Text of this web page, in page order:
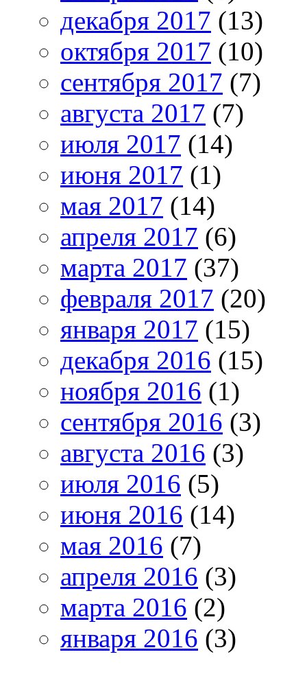
декабря 2017 (13)
октября 2017 (10)
сентября 2017 (7)
августа 2017 (7)
июля 2017 (14)
июня 2017 (1)
мая 2017 (14)
апреля 2017 (6)
марта 2017 (37)
февраля 2017 (20)
января 2017 (15)
декабря 2016 (15)
ноября 2016 (1)
сентября 2016 (3)
августа 2016 (3)
июля 2016 (5)
июня 2016 (14)
мая 2016 (7)
апреля 2016 (3)
марта 2016 (2)
января 2016 (3)